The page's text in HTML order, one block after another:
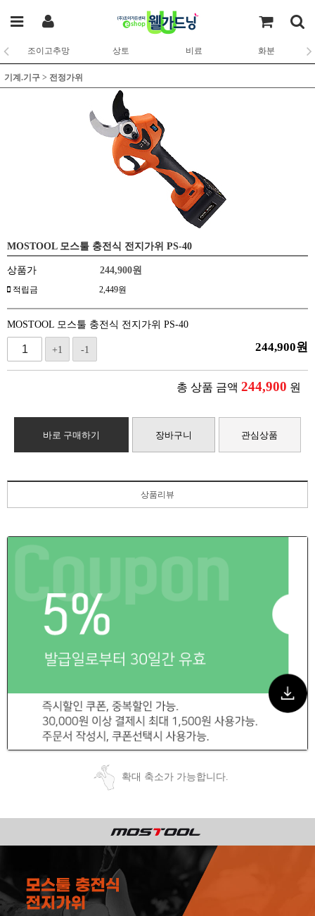
조이고추망 상토 비료 화분
기계.기구 > 전정가위
MOSTOOL 모스툴 충전식 전지가위 PS-40
상품가 244,900원
적립금 2,449원
MOSTOOL 모스툴 충전식 전지가위 PS-40
+1 -1 244,900원
총 상품 금액 244,900 원
바로 구매하기 장바구니 관심상품
상품리뷰
확대 축소가 가능합니다.